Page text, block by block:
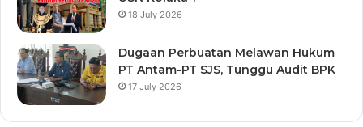
18 July 2026
Dugaan Perbuatan Melawan Hukum
PT Antam-PT SJS, Tunggu Audit BPK
17 July 2026